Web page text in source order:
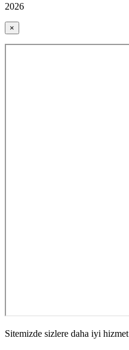
2026
×
Sitemizde sizlere daha iyi